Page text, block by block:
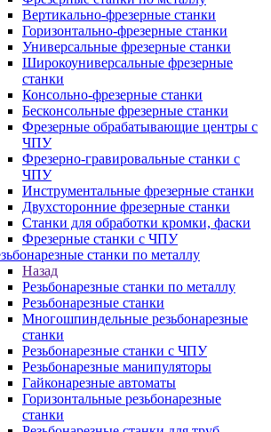
Вертикально-фрезерные станки
Горизонтально-фрезерные станки
Универсальные фрезерные станки
Широкоуниверсальные фрезерные
станки
Консольно-фрезерные станки
Бесконсольные фрезерные станки
Фрезерные обрабатывающие центры с
ЧПУ
Фрезерно-гравировальные станки с
ЧПУ
Инструментальные фрезерные станки
Двухсторонние фрезерные станки
Станки для обработки кромки, фаски
Фрезерные станки с ЧПУ
станки по металлу
Назад
Резьбонарезные станки по металлу
Резьбонарезные станки
Многошпиндельные резьбонарезные
станки
Резьбонарезные станки с ЧПУ
Резьбонарезные манипуляторы
Гайконарезные автоматы
Горизонтальные резьбонарезные
станки